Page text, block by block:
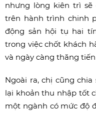
nhưng lòng kiên trì sẽ
trên hành trình chinh
động sản hội tụ hai
trong việc chốt khách
và ngày càng thăng
Ngoài ra, chị cũng
lại khoản thu nhập tốt
một ngành có mức độ